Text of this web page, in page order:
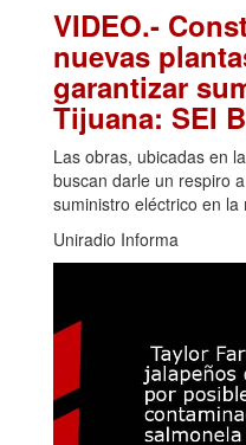
VIDEO.-
nuevas
garantizar
Tijuana: SEI
Las obras, ubicadas en
buscan darle un respiro
suministro eléctrico en la
Uniradio Informa